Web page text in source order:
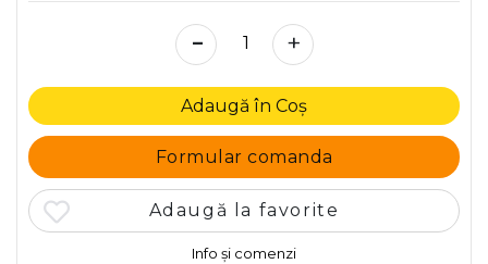
- +
Adaugă în Coș
Formular comanda
Adaugă la favorite
Info și comenzi